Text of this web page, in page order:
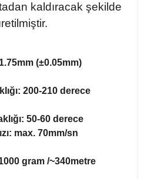
kaldıracak şekilde
(±0.05mm)
200-210 derece
50-60 derece
max. 70mm/sn
gram /~340metre